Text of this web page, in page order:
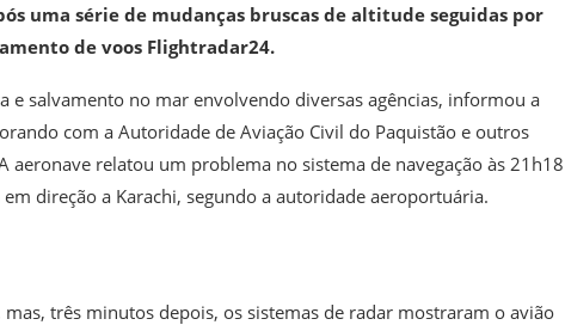
uma série de mudanças bruscas de altitude seguidas por
de voos Flightradar24.
salvamento no mar envolvendo diversas agências, informou a
com a Autoridade de Aviação Civil do Paquistão e outros
relatou um problema no sistema de navegação às 21h18
direção a Karachi, segundo a autoridade aeroportuária.
três minutos depois, os sistemas de radar mostraram o avião